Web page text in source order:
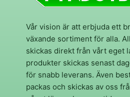
Vår vision är att erbjuda ett
växande sortiment för alla.
skickas direkt från vårt eget
produkter skickas senast
för snabb leverans. Även
packas och skickas av oss